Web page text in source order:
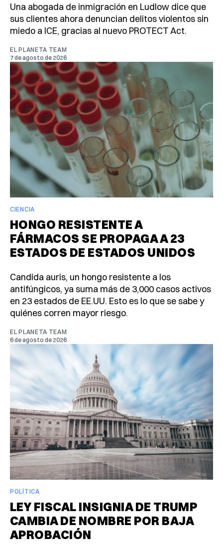
Una abogada de inmigración en Ludlow dice que
sus clientes ahora denuncian delitos violentos sin
miedo a ICE, gracias al nuevo PROTECT Act.
EL PLANETA TEAM
7 de agosto de 2026
CIENCIA
HONGO RESISTENTE A
FÁRMACOS SE PROPAGA A 23
ESTADOS DE ESTADOS UNIDOS
Candida auris, un hongo resistente a los
antifúngicos, ya suma más de 3,000 casos activos
en 23 estados de EE.UU. Esto es lo que se sabe y
quiénes corren mayor riesgo.
EL PLANETA TEAM
6 de agosto de 2026
POLÍTICA
LEY FISCAL INSIGNIA DE TRUMP
CAMBIA DE NOMBRE POR BAJA
APROBACIÓN